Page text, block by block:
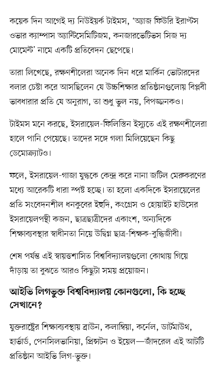
কয়েক দিন আগেই দ্য নিউইয়র্ক টাইমস, ‘অ্যাজ ফিউরি ইরাপ্টস
ওভার ক্যাম্পাস অ্যান্টিসেমিটিজম, কনজারভেটিভস সিজ দ্য
মোমেন্ট’ নামে একটি প্রতিবেদন ছেপেছে।
তারা লিখেছে, রক্ষণশীলেরা অনেক দিন ধরে মার্কিন ভোটারদের
বলার চেষ্টা করে আসছিলেন যে উচ্চশিক্ষার প্রতিষ্ঠানগুলোয় বিপ্লবী
ভাবধারার প্রতি যে অনুরাগ, তা শুধু ভুল নয়, বিপজ্জনকও।
টাইমস মনে করছে, ইসরায়েল-ফিলিস্তিন ইস্যুতে এই রক্ষণশীলেরা
হালে পানি পেয়েছে। তাদের সঙ্গে গলা মিলিয়েছেন কিছু
ডেমোক্র্যাটও।
ফলে, ইসরায়েল-গাজা যুদ্ধকে কেন্দ্র করে নানা জটিল মেরুকরণের
মধ্যে আরেকটি ধারা স্পষ্ট হচ্ছে। তা হলো একদিকে ইসরায়েলের
প্রতি সংবেদনশীল ধনকুবের ইহুদি, কংগ্রেস ও হোয়াইট হাউসের
ইসরায়েলপন্থী কজন, ছাত্রছাত্রীদের একাংশ, অন্যদিকে
শিক্ষাব্যবস্থার স্বাধীনতা নিয়ে উদ্বিগ্ন ছাত্র-শিক্ষক-বুদ্ধিজীবী।
শেষ পর্যন্ত এই স্বায়ত্তশাসিত বিশ্ববিদ্যালয়গুলো কোথায় গিয়ে
দাঁড়ায় তা বুঝতে আরও কিছুটা সময় প্রয়োজন।
আইভি লিগভুক্ত বিশ্ববিদ্যালয় কোনগুলো, কি হচ্ছে
সেখানে?
যুক্তরাষ্ট্রের শিক্ষাব্যবস্থায় ব্রাউন, কলাম্বিয়া, কর্নেল, ডার্টমাউথ,
হার্ভার্ড, পেনসিলভানিয়া, প্রিন্সটন ও ইয়েল—জাঁদরেল এই আটটি
প্রতিষ্ঠান আইভি লিগ-ভুক্ত।